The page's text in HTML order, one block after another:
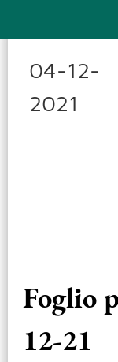
04-12-
2021
Foglio
12-21